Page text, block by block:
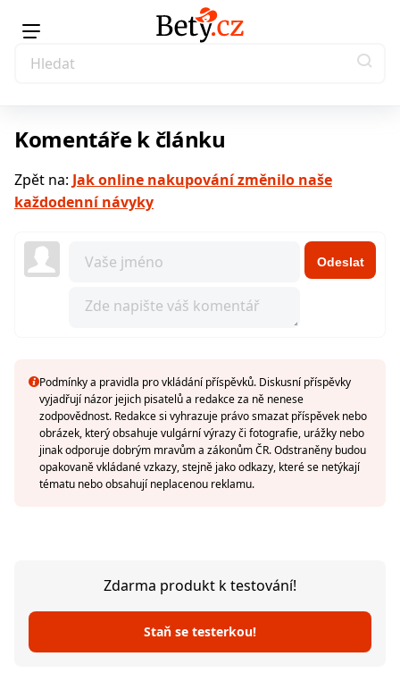
Komentáře k článku
Zpět na: Jak online nakupování změnilo naše
každodenní návyky
Odeslat
Podmínky a pravidla pro vkládání příspěvků. Diskusní příspěvky
vyjadřují názor jejich pisatelů a redakce za ně nenese
zodpovědnost. Redakce si vyhrazuje právo smazat příspěvek nebo
obrázek, který obsahuje vulgární výrazy či fotografie, urážky nebo
jinak odporuje dobrým mravům a zákonům ČR. Odstraněny budou
opakovaně vkládané vzkazy, stejně jako odkazy, které se netýkají
tématu nebo obsahují neplacenou reklamu.
Zdarma produkt k testování!
Staň se testerkou!